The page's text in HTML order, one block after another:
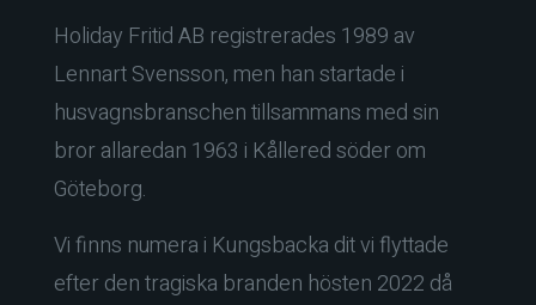
Holiday Fritid AB registrerades 1989 av
Lennart Svensson, men han startade i
husvagnsbranschen tillsammans med sin
bror allaredan 1963 i Kållered söder om
Göteborg.
Vi finns numera i Kungsbacka dit vi flyttade
efter den tragiska branden hösten 2022 då